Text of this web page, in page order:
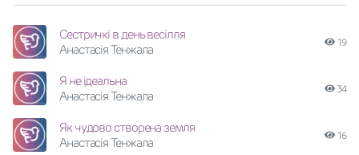
Сестричкі в день весілля
Анастасія Тенжала
19
Я не ідеальна
Анастасія Тенжала
34
Як чудово створена земля
Анастасія Тенжала
16